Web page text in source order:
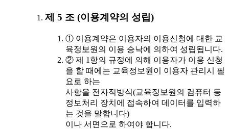
제 5 조 (이용계약의 성립)
① 이용계약은 이용자의 이용신청에 대한 교
육정보원의 이용 승낙에 의하여 성립됩니다.
② 제 1항의 규정에 의해 이용자가 이용 신청
을 할 때에는 교육정보원이 이용자 관리시 필
요로 하는
사항을 전자적방식(교육정보원의 컴퓨터 등
정보처리 장치에 접속하여 데이터를 입력하
는 것을 말합니다)
이나 서면으로 하여야 합니다.